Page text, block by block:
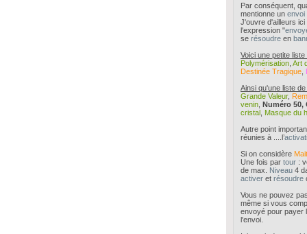
Par conséquent,
mentionne un
J'ouvre d'ailleurs
l'expression "
se résoudre en
Voici une petite
Polymérisation Art
Destinée Tragique
Ainsi qu'une liste de
Grande Valeur,
venin Numéro 50,
cristal Masque du
Autre point
réunies à ....l’
Si on considère
Une fois par tour :
de max. Niveau 4
activer et résoudre
Vous ne pouvez
même si vous
envoyé pour payer
l'envoi.